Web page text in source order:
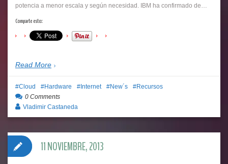
potencia a menor escala y según necesidad. IBM ha confirmado de…
Comparte esto:
Read More
Cloud Hardware Internet New´s
Recursos
0 Comments
Vladimir Castaneda
11 NOVIEMBRE, 2013